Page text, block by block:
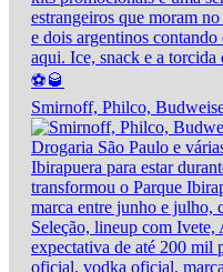
Smirnoff, Philco,